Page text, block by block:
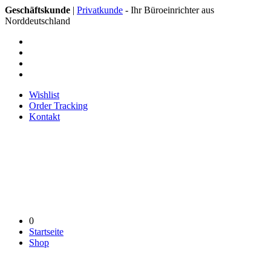
Geschäftskunde | Privatkunde - Ihr Büroeinrichter aus
Norddeutschland
Wishlist
Order Tracking
Kontakt
0
Startseite
Shop